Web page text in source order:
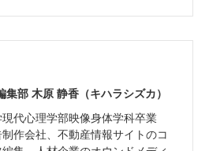
集部 木原 静香（キハラシズカ）
代心理学部映像身体学科卒業
作会社、不動産情報サイトのコ